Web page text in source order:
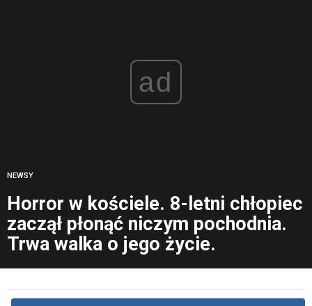
ad
NEWSY
Horror w kościele. 8-letni chłopiec
zaczął płonąć niczym pochodnia.
Trwa walka o jego życie.